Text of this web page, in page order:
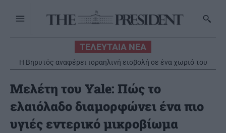
ΤΕΛΕΥΤΑΙΑ ΝΕΑ
Η Βηρυτός αναφέρει ισραηλινή εισβολή σε ένα χωριό του
νότου παρά την ανάπτυξη του λιβανικού στρατού
Μελέτη του Yale: Πώς το
ελαιόλαδο διαμορφώνει ένα πιο
υγιές εντερικό μικροβίωμα